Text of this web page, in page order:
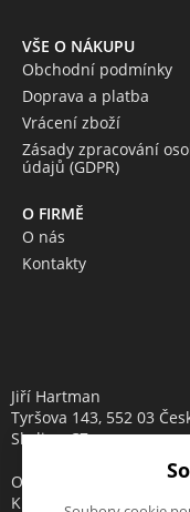
VŠE O NÁKUPU
Obchodní podmínky
Doprava a platba
Vrácení zboží
Zásady zpracování
údajů (GDPR)
O FIRMĚ
O nás
Kontakty
Jiří Hartman
Tyršova 143, 552 03
Skalice, CZ
Obchodní rejstřík
Krajského soudu v